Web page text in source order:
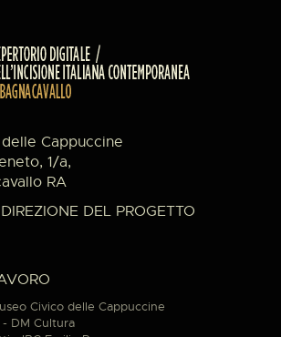
Cappuccine
1/a,
RA
DEL PROGETTO
Civico delle Cappuccine
DM Cultura